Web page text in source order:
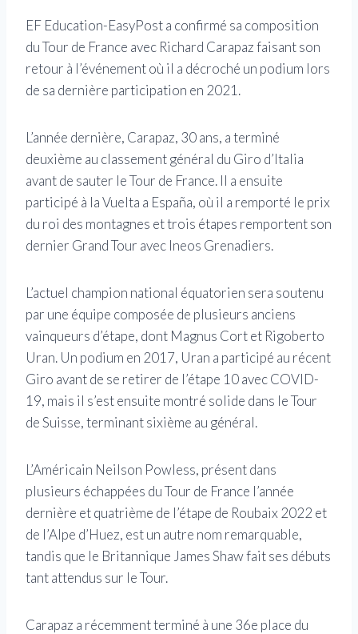
EF Education-EasyPost a confirmé sa composition
du Tour de France avec Richard Carapaz faisant son
retour à l’événement où il a décroché un podium lors
de sa dernière participation en 2021.
L’année dernière, Carapaz, 30 ans, a terminé
deuxième au classement général du Giro d’Italia
avant de sauter le Tour de France. Il a ensuite
participé à la Vuelta a España, où il a remporté le prix
du roi des montagnes et trois étapes remportent son
dernier Grand Tour avec Ineos Grenadiers.
L’actuel champion national équatorien sera soutenu
par une équipe composée de plusieurs anciens
vainqueurs d’étape, dont Magnus Cort et Rigoberto
Uran. Un podium en 2017, Uran a participé au récent
Giro avant de se retirer de l’étape 10 avec COVID-
19, mais il s’est ensuite montré solide dans le Tour
de Suisse, terminant sixième au général.
L’Américain Neilson Powless, présent dans
plusieurs échappées du Tour de France l’année
dernière et quatrième de l’étape de Roubaix 2022 et
de l’Alpe d’Huez, est un autre nom remarquable,
tandis que le Britannique James Shaw fait ses débuts
tant attendus sur le Tour.
Carapaz a récemment terminé à une 36e place du